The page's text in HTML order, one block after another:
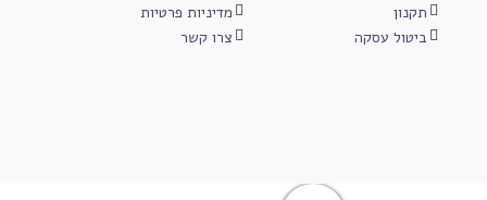
תקנון
מדיניות פרטיות
ביטול עסקה
צרו קשר